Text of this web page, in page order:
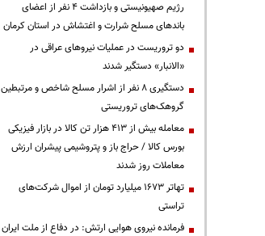
رژیم صهیونیستی و بازداشت ۴ نفر از اعضای
باندهای مسلح شرارت و اغتشاش در استان کرمان
دو تروریست در عملیات نیروهای عراقی در
«الانبار» دستگیر شدند
دستگیری ۸ نفر از اشرار مسلح شاخص و مرتبطین
گروهک‌های تروریستی
معامله بیش از ۴۱۳ هزار تن کالا در بازار فیزیکی
بورس کالا / حراج باز و پتروشیمی پیشران ارزش
معاملات روز شدند
تهاتر ۱۶۷۳ میلیارد تومان از اموال شرکت‌های
تراستی
فرمانده نیروی هوایی ارتش: در دفاع از ملت ایران